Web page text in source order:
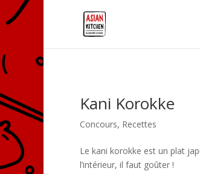
Kani Korokke
Concours, Recettes
Le kani korokke est un plat
l’intérieur, il faut goûter !